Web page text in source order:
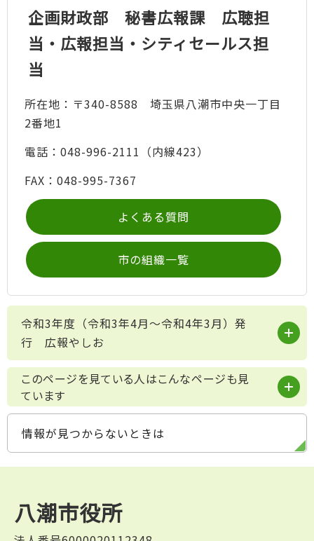
企画財政部 秘書広報課 広聴担
当・広報担当・シティセールス担
当
所在地：〒340-8588 埼玉県八潮市中央一丁目
2番地1
電話：048-996-2111（内線423）
FAX：048-995-7367
よくある質問
市の組織一覧
令和3年度（令和3年4月～令和4年3月）発
行 広報やしお
このページを見ている人はこんなページも見
ています
情報が見つからないときは
八潮市役所